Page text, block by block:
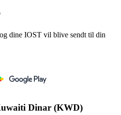
dine IOST vil blive sendt til din
Dinar (KWD)